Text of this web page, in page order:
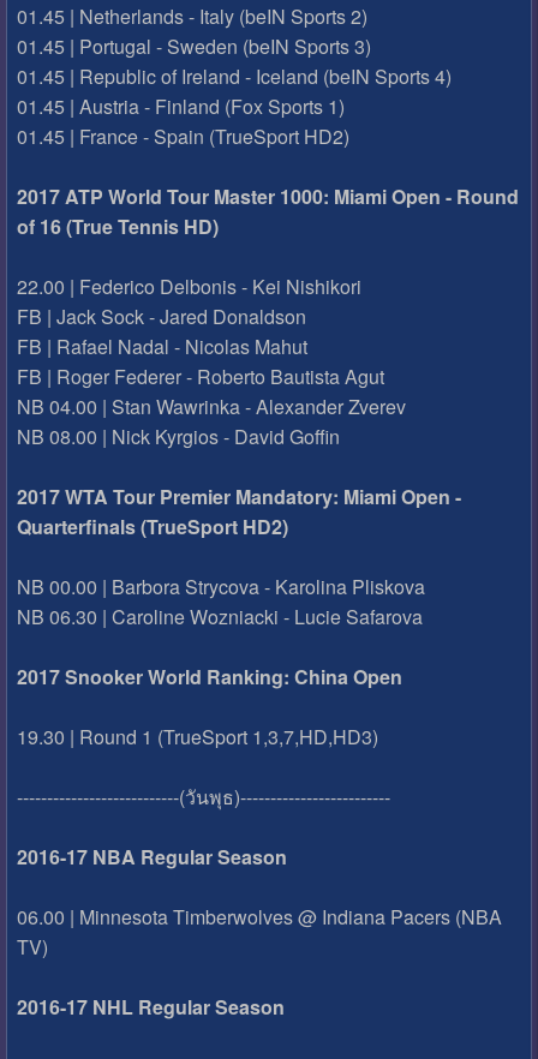
01.45 | Netherlands - Italy (beIN Sports 2)
01.45 | Portugal - Sweden (beIN Sports 3)
01.45 | Republic of Ireland - Iceland (beIN Sports 4)
01.45 | Austria - Finland (Fox Sports 1)
01.45 | France - Spain (TrueSport HD2)
2017 ATP World Tour Master 1000: Miami Open - Round
of 16 (True Tennis HD)
22.00 | Federico Delbonis - Kei Nishikori
FB | Jack Sock - Jared Donaldson
FB | Rafael Nadal - Nicolas Mahut
FB | Roger Federer - Roberto Bautista Agut
NB 04.00 | Stan Wawrinka - Alexander Zverev
NB 08.00 | Nick Kyrgios - David Goffin
2017 WTA Tour Premier Mandatory: Miami Open -
Quarterfinals (TrueSport HD2)
NB 00.00 | Barbora Strycova - Karolina Pliskova
NB 06.30 | Caroline Wozniacki - Lucie Safarova
2017 Snooker World Ranking: China Open
19.30 | Round 1 (TrueSport 1,3,7,HD,HD3)
---------------------------(วันพุธ)-------------------------
2016-17 NBA Regular Season
06.00 | Minnesota Timberwolves @ Indiana Pacers (NBA
TV)
2016-17 NHL Regular Season